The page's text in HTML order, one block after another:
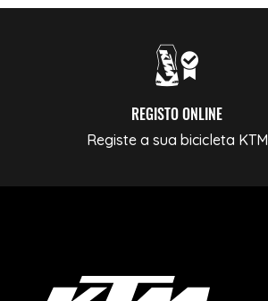
REGISTO ONLINE
Registe a sua bicicleta KTM